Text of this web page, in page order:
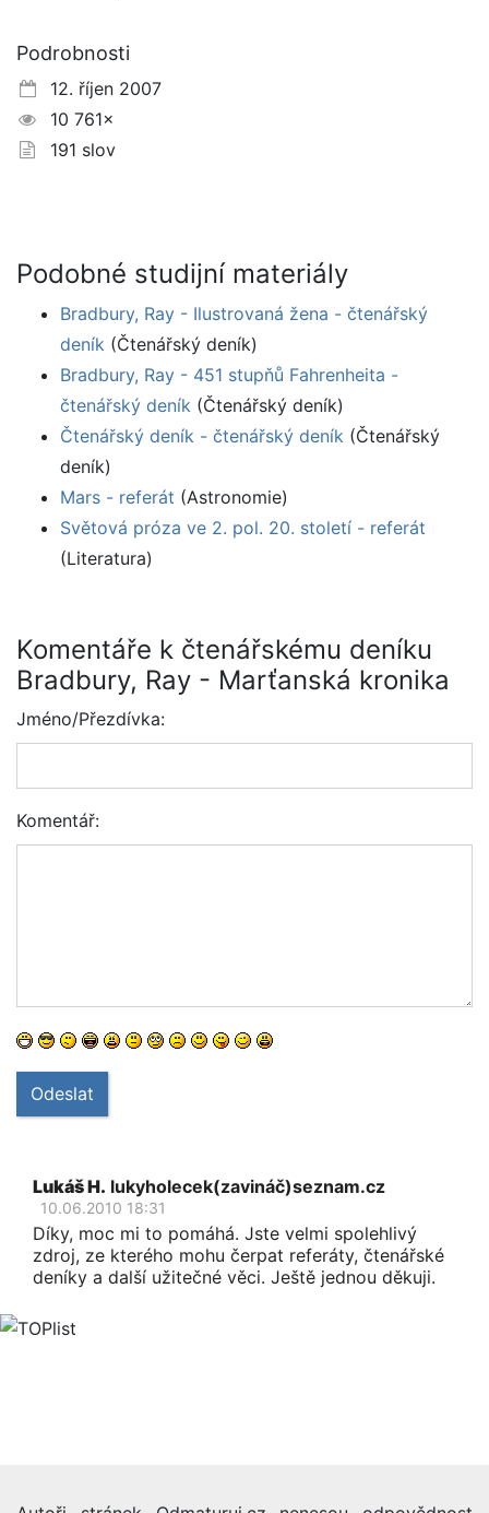
Podrobnosti
12. říjen 2007
10 761×
191 slov
Podobné studijní materiály
Bradbury, Ray - Ilustrovaná žena - čtenářský
deník (Čtenářský deník)
Bradbury, Ray - 451 stupňů Fahrenheita -
čtenářský deník (Čtenářský deník)
Čtenářský deník - čtenářský deník (Čtenářský
deník)
Mars - referát (Astronomie)
Světová próza ve 2. pol. 20. století - referát
(Literatura)
Komentáře k čtenářskému deníku
Bradbury, Ray - Marťanská kronika
Jméno/Přezdívka:
Komentář:
Odeslat
Lukáš H. lukyholecek(zavináč)seznam.cz
10.06.2010 18:31
Díky, moc mi to pomáhá. Jste velmi spolehlivý
zdroj, ze kterého mohu čerpat referáty, čtenářské
deníky a další užitečné věci. Ještě jednou děkuji.